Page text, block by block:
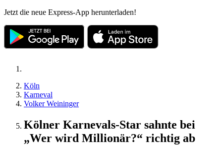
Jetzt die neue Express-App herunterladen!
Köln
Karneval
Volker Weininger
Kölner Karnevals-Star sahnte bei
„Wer wird Millionär?“ richtig ab